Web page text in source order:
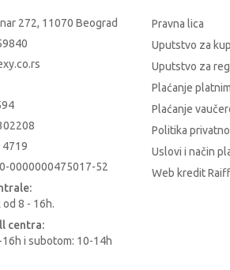
272, 11070 Beograd
4719
0000000475017-52
8 - 16h.
centra:
16h i subotom: 10-14h
Pravna lica
Uputstvo za
Uputstvo za
Plaćanje
Plaćanje
Politika
Uslovi i način
Web kredit